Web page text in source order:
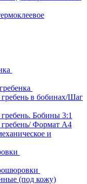
в бобинах/Шаг
Бобины 3:1
Формат А4
и
(под кожу)